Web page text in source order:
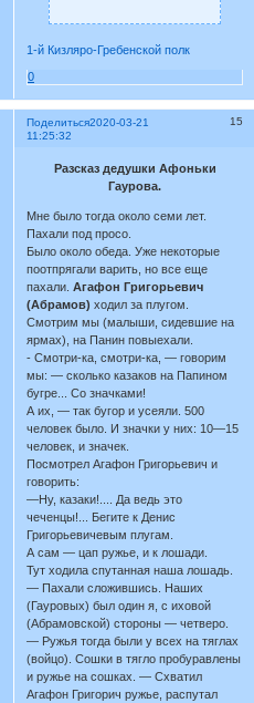
1-й Кизляро-Гребенской полк
0
Поделиться 15
2020-03-21
11:25:32
Разсказ дедушки Афоньки
Гаурова.
Мне было тогда около семи лет.
Пахали под просо.
Было около обеда. Уже некоторые
поотпрягали варить, но все еще
пахали.Агафон Григорьевич
(Абрамов) ходил за плугом.
Смотрим мы (малыши, сидевшие на
ярмах), на Панин повыехали.
- Смотри-ка, смотри-ка, — говорим
мы: — сколько казаков на Папином
бугре... Со значками!
А их, — так бугор и усеяли. 500
человек было. И значки у них: 10—15
человек, и значек.
Посмотрел Агафон Григорьевич и
говорить:
—Ну, казаки!.... Да ведь это
чеченцы!... Бегите к Денис
Григорьевичевым плугам.
А сам — цап ружье, и к лошади.
Тут ходила спутанная наша лошадь.
— Пахали сложившись. Наших
(Гауровых) был один я, с иховой
(Абрамовской) стороны — четверо.
— Ружья тогда были у всех на тяглах
(войцо). Сошки в тягло пробуравлены
и ружье на сошках. — Схватил
Агафон Григорич ружье, распутал